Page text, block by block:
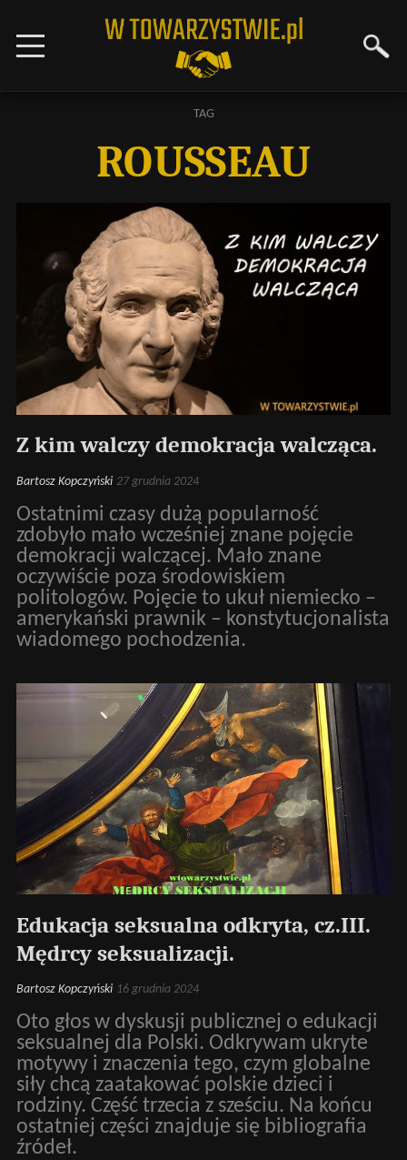
TAG
ROUSSEAU
Z kim walczy demokracja walcząca.
Bartosz Kopczyński 27 grudnia 2024
Ostatnimi czasy dużą popularność
zdobyło mało wcześniej znane pojęcie
demokracji walczącej. Mało znane
oczywiście poza środowiskiem
politologów. Pojęcie to ukuł niemiecko –
amerykański prawnik – konstytucjonalista
wiadomego pochodzenia.
Edukacja seksualna odkryta, cz.III.
Mędrcy seksualizacji.
Bartosz Kopczyński 16 grudnia 2024
Oto głos w dyskusji publicznej o edukacji
seksualnej dla Polski. Odkrywam ukryte
motywy i znaczenia tego, czym globalne
siły chcą zaatakować polskie dzieci i
rodziny. Część trzecia z sześciu. Na końcu
ostatniej części znajduje się bibliografia
źródeł.